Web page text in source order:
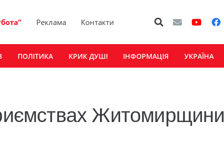
Реклама Контакти
ПОЛІТИКА КРИК ДУШІ ІНФОРМАЦІЯ УКРАЇНА
Житомирщини